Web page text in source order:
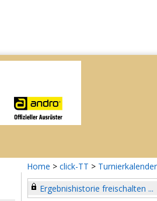
Home > click-TT > Turnierkalender
Ergebnishistorie freischalten ...